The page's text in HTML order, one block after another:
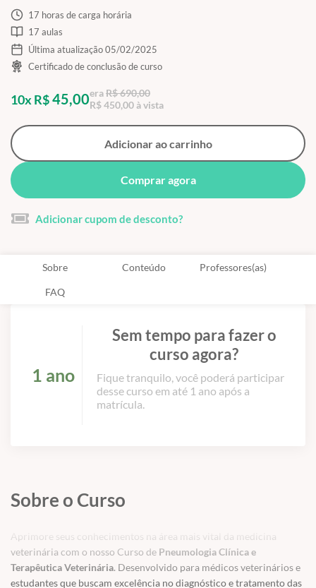
17 horas de carga horária
17 aulas
Última atualização 05/02/2025
Certificado de conclusão de curso
10x R$45,00eraR$ 690,00
R$ 450,00 à vista
Adicionar ao carrinho
Comprar agora
Adicionar cupom de desconto?
Sobre Conteúdo Professores(as)
FAQ
1 ano
Sem tempo para fazer o
curso agora?
Fique tranquilo, você poderá participar
desse curso em até 1 ano após a
matrícula.
Sobre o Curso
Aprimore seus conhecimentos na área mais vital da medicina
veterinária com o nosso Curso de Pneumologia Clínica e
Terapêutica Veterinária. Desenvolvido para médicos veterinários e
estudantes que buscam excelência no diagnóstico e tratamento das